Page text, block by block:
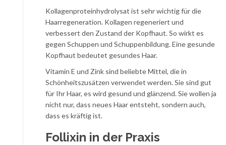
Kollagenproteinhydrolysat ist sehr wichtig für die
Haarregeneration. Kollagen regeneriert und
verbessert den Zustand der Kopfhaut. So wirkt es
gegen Schuppen und Schuppenbildung. Eine gesunde
Kopfhaut bedeutet gesundes Haar.
Vitamin E und Zink sind beliebte Mittel, die in
Schönheitszusätzen verwendet werden. Sie sind gut
für Ihr Haar, es wird gesund und glänzend. Sie wollen ja
nicht nur, dass neues Haar entsteht, sondern auch,
dass es kräftig ist.
Follixin in der Praxis